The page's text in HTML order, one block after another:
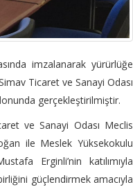
imzalanarak yürürlüğe
Ticaret ve Sanayi Odası
gerçekleştirilmiştir.
ve Sanayi Odası Meclis
ile Meslek Yüksekokulu
Erginli’nin katılımıyla
güçlendirmek amacıyla